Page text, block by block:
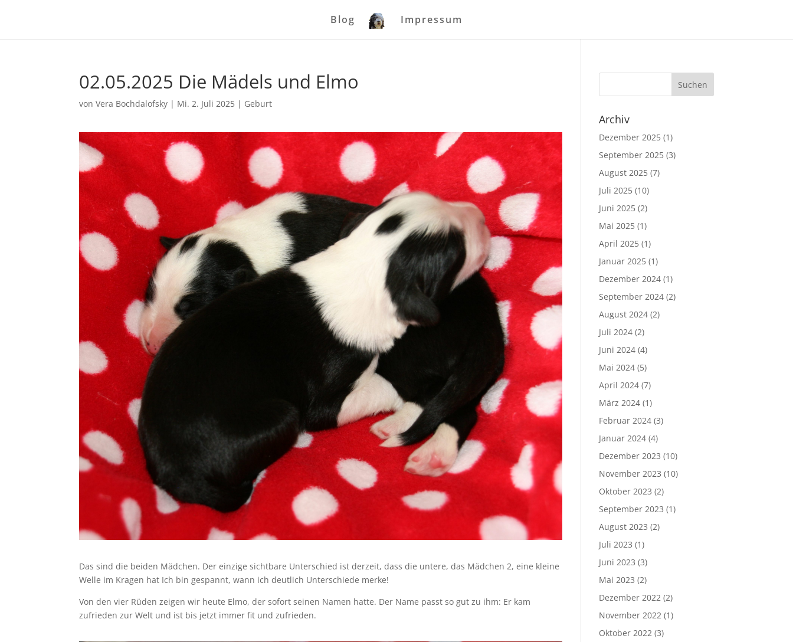
Blog Impressum
02.05.2025 Die Mädels und Elmo
vonVera Bochdalofsky | Mi. 2. Juli 2025 | Geburt
Das sind die beiden Mädchen. Der einzige sichtbare Unterschied ist derzeit, dass die untere, das Mädchen 2, eine kleine
Welle im Kragen hat Ich bin gespannt, wann ich deutlich Unterschiede merke!
Von den vier Rüden zeigen wir heute Elmo, der sofort seinen Namen hatte. Der Name passt so gut zu ihm: Er kam
zufrieden zur Welt und ist bis jetzt immer fit und zufrieden.
Archiv
Dezember 2025 (1)
September 2025 (3)
August 2025 (7)
Juli 2025 (10)
Juni 2025 (2)
Mai 2025 (1)
April 2025 (1)
Januar 2025 (1)
Dezember 2024 (1)
September 2024 (2)
August 2024 (2)
Juli 2024 (2)
Juni 2024 (4)
Mai 2024 (5)
April 2024 (7)
März 2024 (1)
Februar 2024 (3)
Januar 2024 (4)
Dezember 2023 (10)
November 2023 (10)
Oktober 2023 (2)
September 2023 (1)
August 2023 (2)
Juli 2023 (1)
Juni 2023 (3)
Mai 2023 (2)
Dezember 2022 (2)
November 2022 (1)
Oktober 2022 (3)